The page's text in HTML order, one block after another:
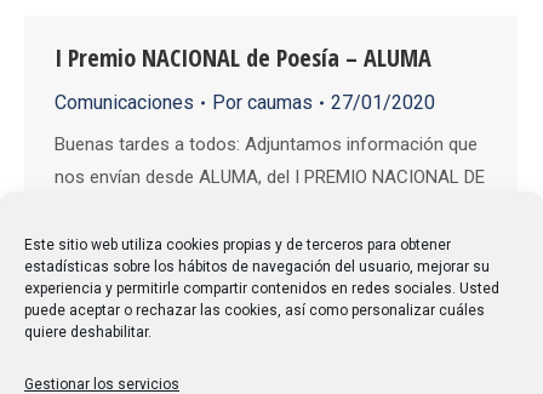
Este sitio web utiliza cookies propias y de terceros para obtener
estadísticas sobre los hábitos de navegación del usuario, mejorar su
experiencia y permitirle compartir contenidos en redes sociales. Usted
puede aceptar o rechazar las cookies, así como personalizar cuáles
quiere deshabilitar.
Gestionar los servicios
I Premio NACIONAL de Poesía – ALUMA
Comunicaciones Por caumas 27/01/2020
Buenas tardes a todos: Adjuntamos información que
nos envían desde ALUMA, del I PREMIO NACIONAL DE
participar. Saludos cordiales. — Según la LOPD le
informamos que sus datos forman parte de los
ficheros titularidad de CAUMAS (CONFEDERACIÓN
ESTATAL DE ASOCIACIONES Y FEDERACIONES DE
ALUMNOS Y EXALUMNOS DE…